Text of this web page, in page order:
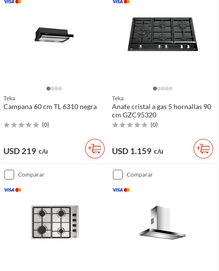
Teka
Campana 60 cm TL 6310 negra
(0)
USD 219 c/u
Teka
Anafe cristal a gas 5 hornallas 90
cm GZC95320
(0)
USD 1.159 c/u
comparar comparar